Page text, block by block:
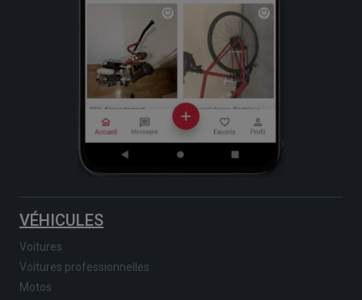
VÉHICULES
Voitures
Voitures professionnelles
Motos